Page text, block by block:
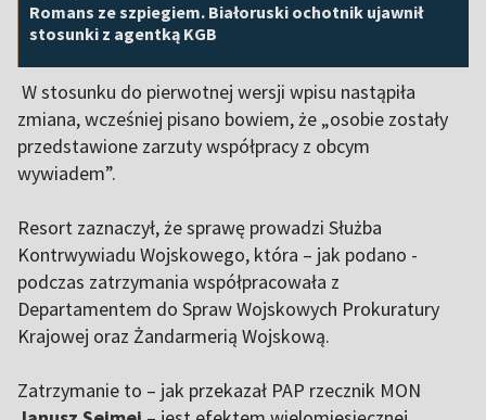
Romans ze szpiegiem. Białoruski ochotnik ujawnił
stosunki z agentką KGB
W stosunku do pierwotnej wersji wpisu nastąpiła
zmiana, wcześniej pisano bowiem, że „osobie zostały
przedstawione zarzuty współpracy z obcym
wywiadem”.
Resort zaznaczył, że sprawę prowadzi Służba
Kontrwywiadu Wojskowego, która – jak podano -
podczas zatrzymania współpracowała z
Departamentem do Spraw Wojskowych Prokuratury
Krajowej oraz Żandarmerią Wojskową.
Zatrzymanie to – jak przekazał PAP rzecznik MON